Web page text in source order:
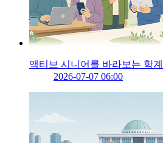
액티브 시니어를 바라보는 학
2026-07-07 06:00